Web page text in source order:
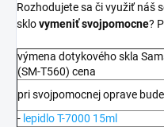
Rozhodujete sa či využiť náš
sklovymeniť svojpomocne?
výmena dotykového skla
(SM-T560) cena
pri svojpomocnej oprave
- lepidlo T-7000 15ml